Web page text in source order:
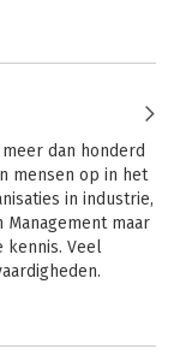
dan honderd
mensen op in het
in industrie,
maar
kennis. Veel